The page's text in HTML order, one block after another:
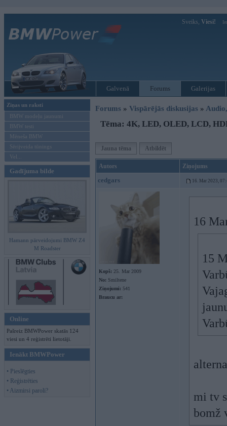
Sveiks, Viesi!
Galvenā Forums Galerijas
Ziņas un raksti
BMW modeļu jaunumi
BMW testi
Mēneša BMW
Sērijveida tūnings
Vel...
Gadījuma bilde
Hamann pārveidojumi BMW Z4
M Roadster
Online
Pašreiz BMWPower skatās 124
viesi un 4 reģistrēti lietotāji.
Ienākt BMWPower
• Pieslēgties
• Reģistrēties
• Aizmirsi paroli?
Forums » Vispārējās diskusijas »
Tēma: 4K, LED, OLED, LCD,
Jauna tēma Atbildēt
Autors Ziņojums
cedgars 16. Mar 2023,
Kopš: 25. Mar 2009
No: Smiltene
Ziņojumi: 541
Braucu ar:
16
15
mi tv
bomž